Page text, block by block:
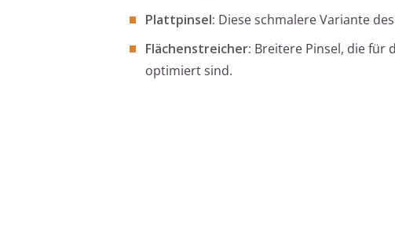
Plattpinsel: Diese schmalere Variante
Flächenstreicher: Breitere Pinsel, die für
optimiert sind.